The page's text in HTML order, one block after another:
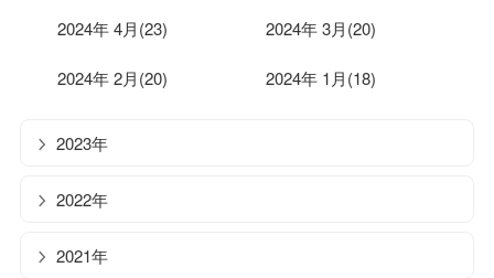
2024年 4月(23) 2024年 3月(20)
2024年 2月(20) 2024年 1月(18)
2023年
2022年
2021年